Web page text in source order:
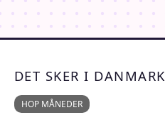
DET SKER I DANMARK
HOP MÅNEDER